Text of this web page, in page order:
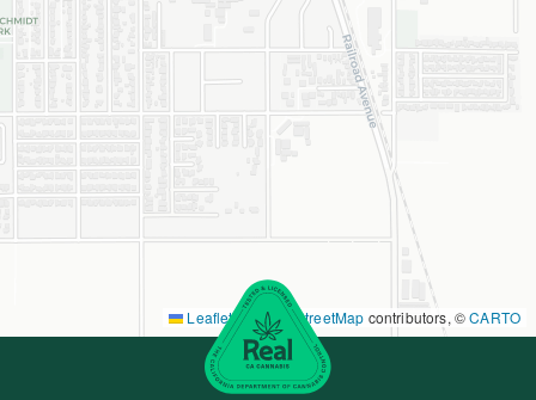
Leaflet|©OpenStreetMap contributors, ©CARTO